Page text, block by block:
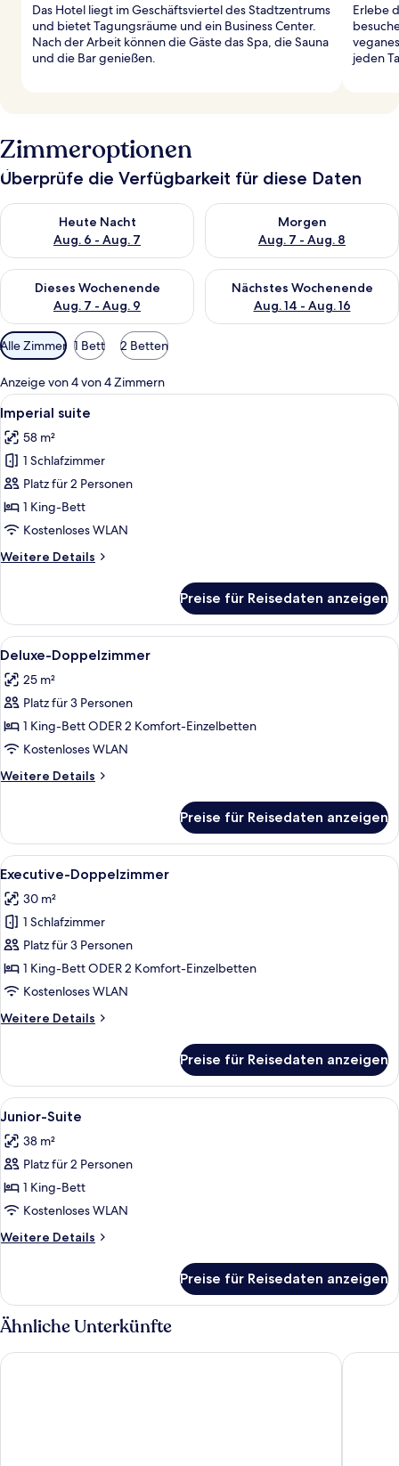
Das Hotel liegt im Geschäftsviertel des Stadtzentrums
und bietet Tagungsräume und ein Business Center.
Nach der Arbeit können die Gäste das Spa, die Sauna
und die Bar genießen.
Erlebe
jeden
Zimmeroptionen
Überprüfe die Verfügbarkeit für diese Daten
Heute Nacht
Aug. 6 - Aug. 7
Überprüfe die Verfügbarkeit für heute Nacht, Aug. 6 - Aug. 7.
Morgen
Aug. 7 - Aug. 8
Überprüfe die Verfügbarkeit
Dieses Wochenende
Aug. 7 - Aug. 9
Überprüfe die Verfügbarkeit für dieses Wochenende, Aug. 7
Nächstes Wochenende
Aug. 14 - Aug. 16
Überprüfe die Verfügbarkeit
Verfügbare
Filter
für
Zimmer
Alle Zimmer 1 Bett 2 Betten
Anzeige von 4 von 4 Zimmern
Alle
Fotos
für
Imperial
suite
anzeigen
Ein Hotelzimmer mit Bett,
7
Imperial suite
58 m²
1 Schlafzimmer
Platz für 2 Personen
1 King-Bett
Kostenloses WLAN
Weitere Details
Weitere
suite
Preise für Reisedaten anzeigen
Alle
Fotos
für
Deluxe-
Doppelzimmer
anzeigen
Ein Hotelzimmer mit Bett,
8
Deluxe-Doppelzimmer
25 m²
Platz für 3 Personen
1 King-Bett ODER 2 Komfort-Einzelbetten
Kostenloses WLAN
Weitere Details
Weitere
Doppelzimmer
Preise für Reisedaten anzeigen
Alle
Fotos
für
Executive-
Doppelzimmer
anzeigen
Ein Hotelzimmer mit einem großen
6
Executive-Doppelzimmer
30 m²
1 Schlafzimmer
Platz für 3 Personen
1 King-Bett ODER 2 Komfort-Einzelbetten
Kostenloses WLAN
Weitere Details
Weitere
Doppelzimmer
Preise für Reisedaten anzeigen
Alle
Fotos
für
Junior-
Suite
anzeigen
Ein Hotelzimmer mit einem Bett,
7
Junior-Suite
38 m²
Platz für 2 Personen
1 King-Bett
Kostenloses WLAN
Weitere Details
Weitere
Suite
Preise für Reisedaten anzeigen
Ähnliche Unterkünfte
Cosmopolitan Hotel Prague Art